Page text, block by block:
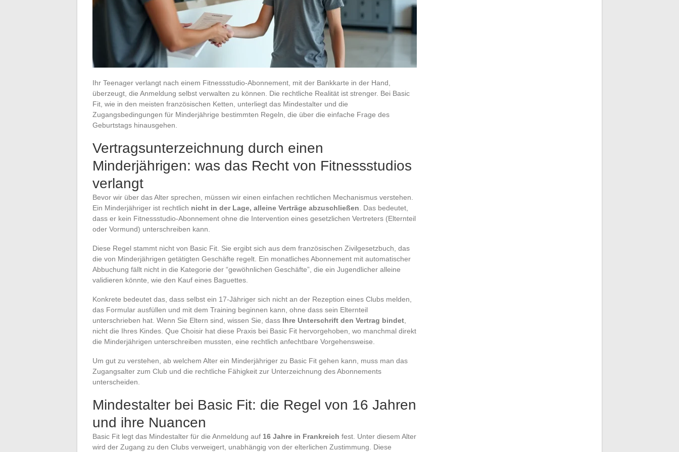
Ihr Teenager verlangt nach einem Fitnessstudio-Abonnement, mit der Bankkarte in der Hand,
überzeugt, die Anmeldung selbst verwalten zu können. Die rechtliche Realität ist strenger. Bei Basic
Fit, wie in den meisten französischen Ketten, unterliegt das Mindestalter und die
Zugangsbedingungen für Minderjährige bestimmten Regeln, die über die einfache Frage des
Geburtstags hinausgehen.
Vertragsunterzeichnung durch einen
Minderjährigen: was das Recht von Fitnessstudios
verlangt
Bevor wir über das Alter sprechen, müssen wir einen einfachen rechtlichen Mechanismus verstehen.
Ein Minderjähriger ist rechtlich nicht in der Lage, alleine Verträge abzuschließen . Das bedeutet,
dass er kein Fitnessstudio-Abonnement ohne die Intervention eines gesetzlichen Vertreters (Elternteil
oder Vormund) unterschreiben kann.
Diese Regel stammt nicht von Basic Fit. Sie ergibt sich aus dem französischen Zivilgesetzbuch, das
die von Minderjährigen getätigten Geschäfte regelt. Ein monatliches Abonnement mit automatischer
Abbuchung fällt nicht in die Kategorie der “gewöhnlichen Geschäfte”, die ein Jugendlicher alleine
validieren könnte, wie den Kauf eines Baguettes.
Konkrete bedeutet das, dass selbst ein 17-Jähriger sich nicht an der Rezeption eines Clubs melden,
das Formular ausfüllen und mit dem Training beginnen kann, ohne dass sein Elternteil
unterschrieben hat. Wenn Sie Eltern sind, wissen Sie, dass Ihre Unterschrift den Vertrag bindet
nicht die Ihres Kindes. Que Choisir hat diese Praxis bei Basic Fit hervorgehoben, wo manchmal direkt
die Minderjährigen unterschreiben mussten, eine rechtlich anfechtbare Vorgehensweise.
Um gut zu verstehen, ab welchem Alter ein Minderjähriger zu Basic Fit gehen kann, muss man das
Zugangsalter zum Club und die rechtliche Fähigkeit zur Unterzeichnung des Abonnements
unterscheiden.
Mindestalter bei Basic Fit: die Regel von 16 Jahren
und ihre Nuancen
Basic Fit legt das Mindestalter für die Anmeldung auf 16 Jahre in Frankreich fest. Unter diesem Alter
wird der Zugang zu den Clubs verweigert, unabhängig von der elterlichen Zustimmung. Diese